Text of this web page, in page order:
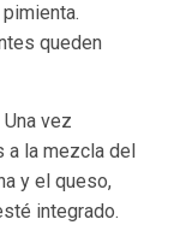
queden
vez
la mezcla del
y el queso,
integrado.